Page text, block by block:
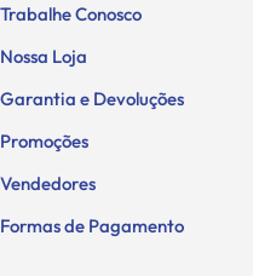
Trabalhe Conosco
Nossa Loja
Garantia e Devoluções
Promoções
Vendedores
Formas de Pagamento